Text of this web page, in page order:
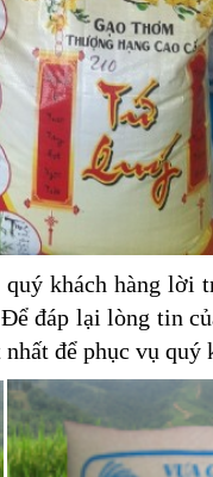
khách hàng lời
đáp lại lòng tin
để phục vụ quý